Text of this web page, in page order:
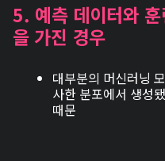
5. 예측 데이터와
을 가진 경우
대부분의 머신러닝
사한 분포에서 생성
때문